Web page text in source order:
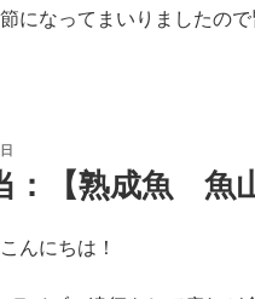
になってまいりましたの
：【熟成魚 魚
んにちは！